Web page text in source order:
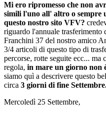
Mi ero ripromesso che non
simili l'uno all' altro o sempre
questo nostro sito VFV?
riguardo l'annuale trasferimento
Franchini 37 del nostro amico
3/4 articoli di questo tipo di
percorse, rotte seguite ecc...
regola, in mare un giorno non
siamo quì a descrivere questo
circa 3 giorni di fine
Mercoledì 25 Settembre,